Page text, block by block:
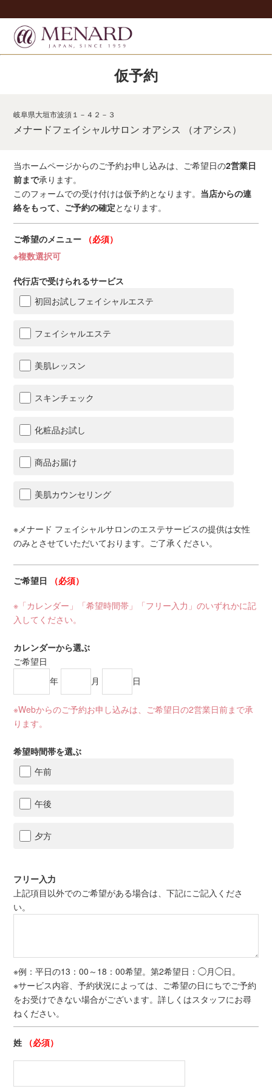
仮予約
岐阜県大垣市波須１－４２－３
メナードフェイシャルサロン オアシス （オアシス）
当ホームページからのご予約お申し込みは、ご希望日の2営業日
前まで承ります。
このフォームでの受け付けは仮予約となります。 当店からの連
絡をもって、ご予約の確定となります。
ご希望のメニュー
（必須）
※複数選択可
代行店で受けられるサービス
初回お試しフェイシャルエステ
フェイシャルエステ
美肌レッスン
スキンチェック
化粧品お試し
商品お届け
美肌カウンセリング
※メナード フェイシャルサロンのエステサービスの提供は女性
のみとさせていただいております。ご了承ください。
ご希望日 （必須）
※「カレンダー」「希望時間帯」「フリー入力」のいずれかに記
入してください。
カレンダーから選ぶ
ご希望日
年
月 日
※Webからのご予約お申し込みは、ご希望日の2営業日前まで承
ります。
希望時間帯を選ぶ
午前
午後
夕方
フリー入力
上記項目以外でのご希望がある場合は、下記にご記入くださ
い。
※例：平日の13：00～18：00希望。第2希望日：◯月◯日。
※サービス内容、予約状況によっては、ご希望の日にちでご予約
をお受けできない場合がございます。詳しくはスタッフにお尋
ねください。
姓 （必須）